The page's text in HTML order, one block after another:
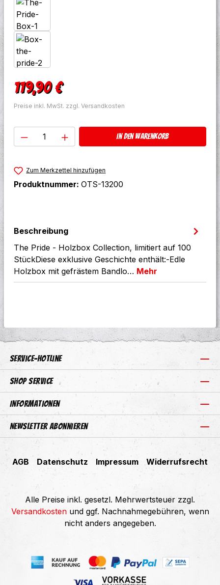
Regulärer Preis:
119,90 €
Preise inkl. MwSt. zzgl. Versandkosten
Produkt Anzahl: Gib den
In den Warenkorb
Zum Merkzettel hinzufügen
Produktnummer: OTS-13200
Beschreibung
The Pride - Holzbox Collection, limitiert auf 100
StückDiese exklusive Geschichte enthält:-Edle
Holzbox mit gefrästem Bandlo… Mehr
Service-Hotline
Shop Service
Informationen
Newsletter abonnieren
AGB Datenschutz Impressum Widerrufsrecht
Alle Preise inkl. gesetzl. Mehrwertsteuer zzgl.
Versandkostenund ggf. Nachnahmegebühren, wenn
nicht anders angegeben.